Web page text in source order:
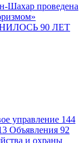
Шахар проведена
90 ЛЕТ
управление 144
Объявления 92
и охраны